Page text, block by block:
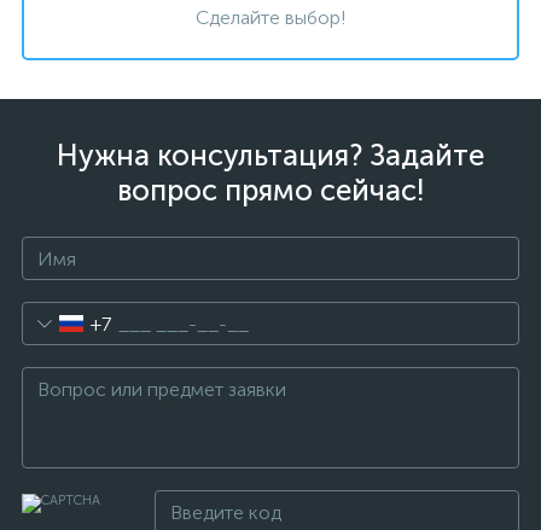
Сделайте выбор!
Нужна консультация? Задайте
вопрос прямо сейчас!
+7